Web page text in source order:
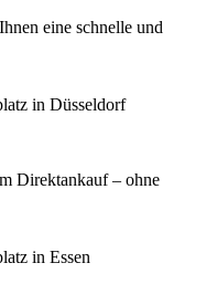
eine schnelle und
Direktankauf – ohne